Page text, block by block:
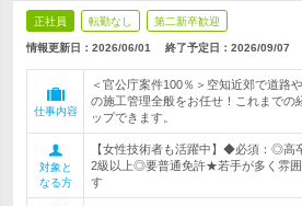
正社員 転勤なし 第二新卒歓迎
情報更新日：2026/06/01 終了予定日： 2026/09/07
仕事内容
＜官公庁案件100％＞空知近郊で道路
の施工管理全般をお任せ！これまでの
ップできます。
対象と
なる方
【女性技術者も活躍中】◆必須：◎高
2級以上◎要普通免許★若手が多く雰
す